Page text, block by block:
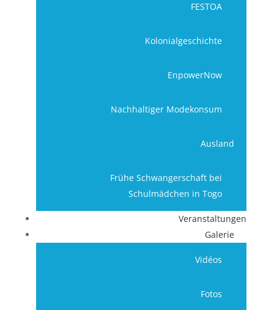
FESTOA
Kolonialgeschichte
EnpowerNow
Nachhaltiger Modekonsum
Ausland
Frühe Schwangerschaft bei
Schulmädchen in Togo
Veranstaltungen
Galerie
Vidéos
Fotos